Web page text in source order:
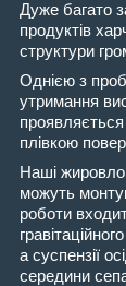
Дуже багато
продуктів
структури
Однією з
утримання
плівкою
Наші
можуть
роботи
а суспензії
середини